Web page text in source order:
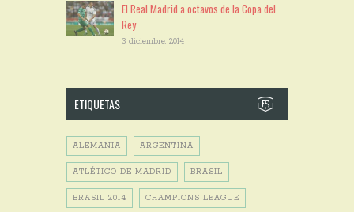
El Real Madrid a octavos de la Copa del
Rey
3 diciembre, 2014
ETIQUETAS
ALEMANIA ARGENTINA
ATLÉTICO DE MADRID BRASIL
BRASIL 2014 CHAMPIONS LEAGUE